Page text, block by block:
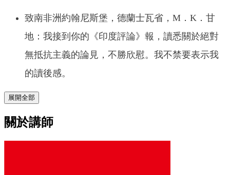
致南非洲約翰尼斯堡，德蘭士瓦省，M．K．甘
地：我接到你的《印度評論》報，讀悉關於絕對
無抵抗主義的論見，不勝欣慰。我不禁要表示我
的讀後感。
展開全部
關於講師